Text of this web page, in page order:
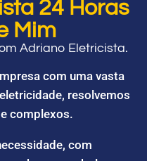
24 Horas
Mim
Adriano Eletricista.
com uma vasta
resolvemos
complexos.
com